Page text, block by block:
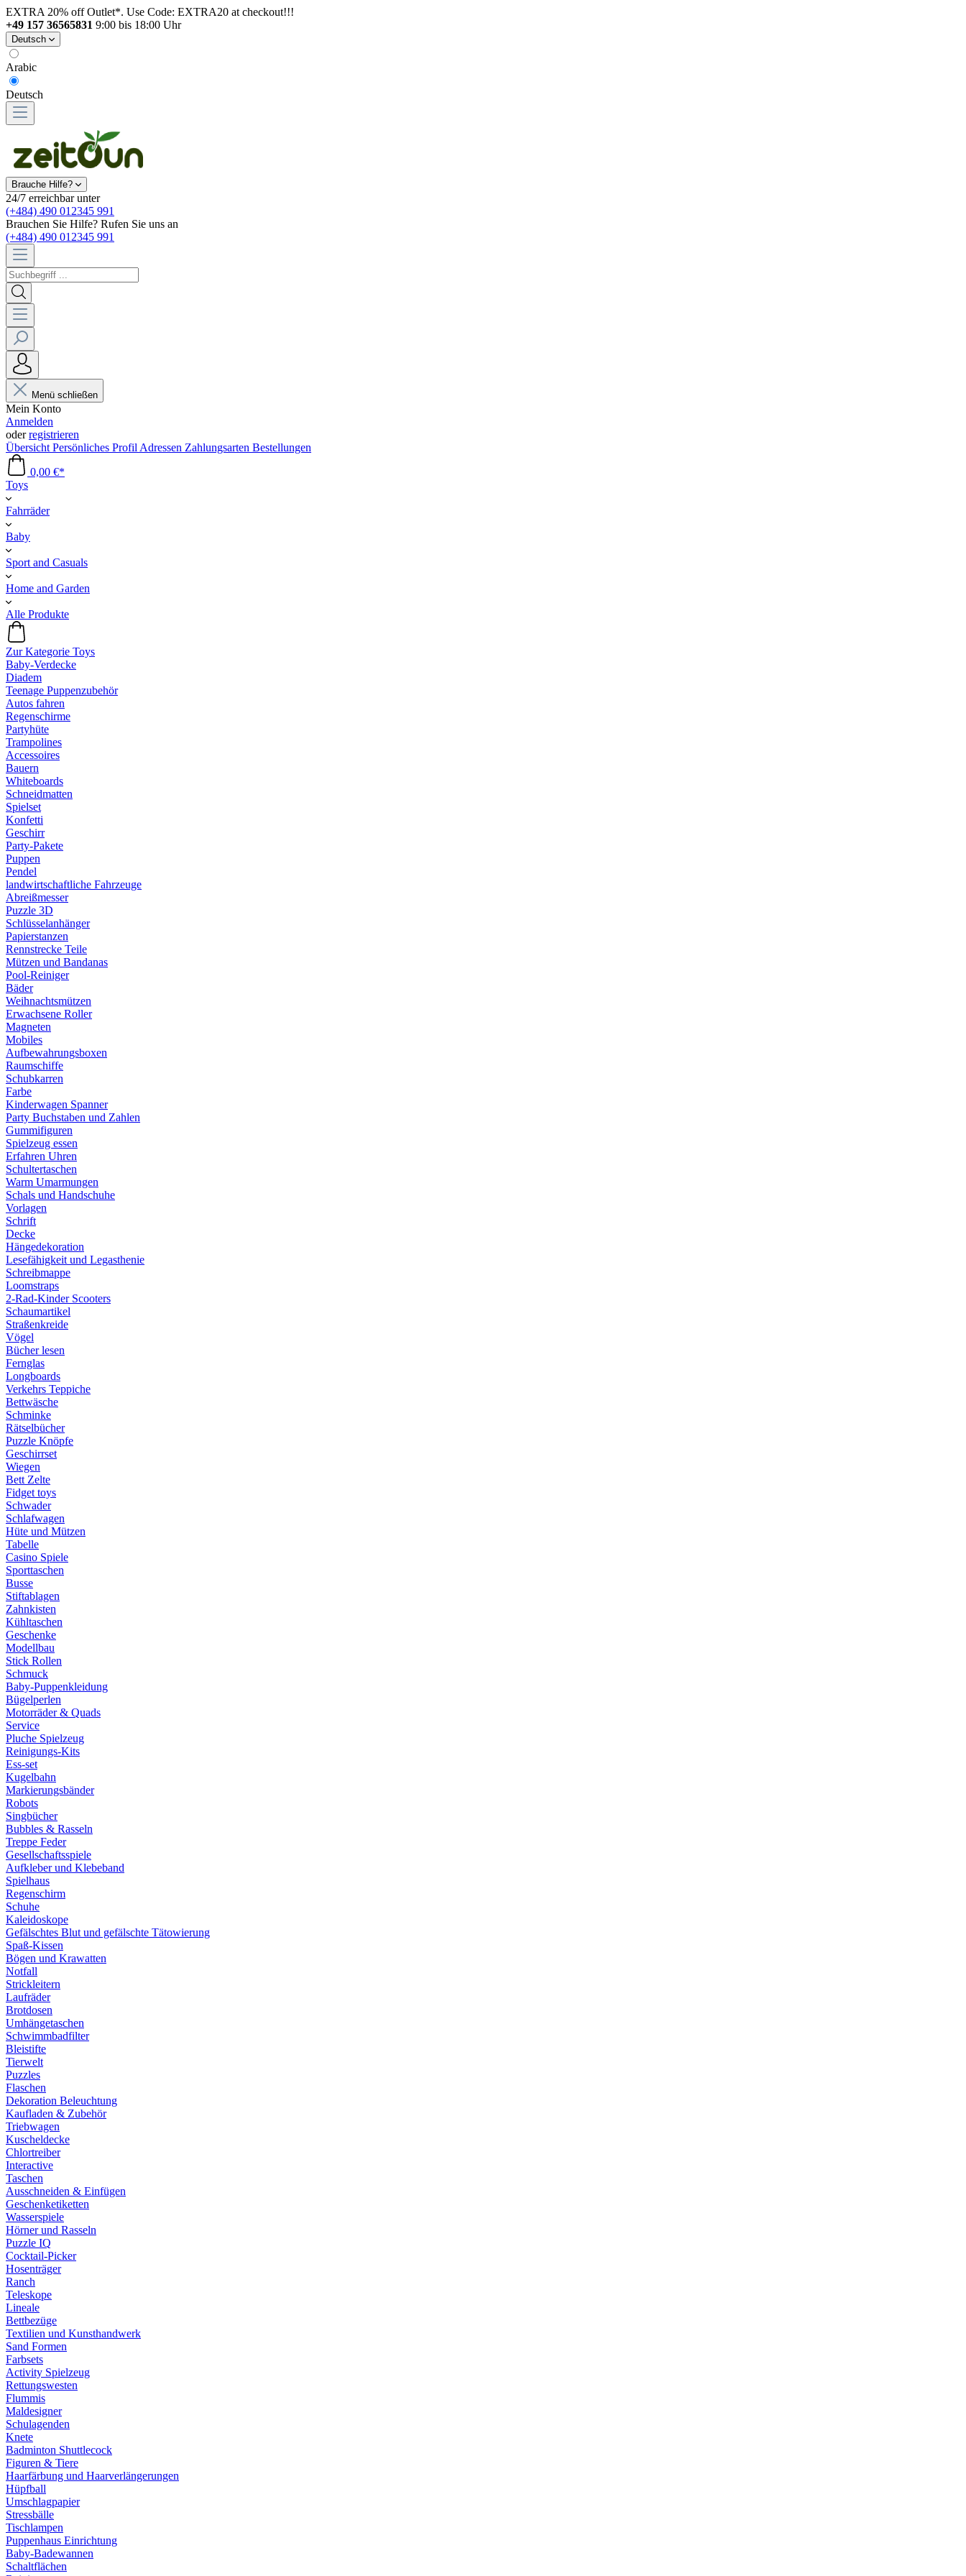
EXTRA 20% off Outlet*. Use Code: EXTRA20 at checkout!!!
+49 157 36565831 9:00 bis 18:00 Uhr
Deutsch
Arabic
Deutsch
Brauche Hilfe?
24/7 erreichbar unter
(+484) 490 012345 991
Brauchen Sie Hilfe? Rufen Sie uns an
(+484) 490 012345 991
Menü schließen
Mein Konto
Anmelden
oderregistrieren
Übersicht Persönliches Profil Adressen Zahlungsarten Bestellungen
0,00 €*
Toys
Fahrräder
Baby
Sport and Casuals
Home and Garden
Alle Produkte
Zur Kategorie Toys
Baby-Verdecke
Diadem
Teenage Puppenzubehör
Autos fahren
Regenschirme
Partyhüte
Trampolines
Accessoires
Bauern
Whiteboards
Schneidmatten
Spielset
Konfetti
Geschirr
Party-Pakete
Puppen
Pendel
landwirtschaftliche Fahrzeuge
Abreißmesser
Puzzle 3D
Schlüsselanhänger
Papierstanzen
Rennstrecke Teile
Mützen und Bandanas
Pool-Reiniger
Bäder
Weihnachtsmützen
Erwachsene Roller
Magneten
Mobiles
Aufbewahrungsboxen
Raumschiffe
Schubkarren
Farbe
Kinderwagen Spanner
Party Buchstaben und Zahlen
Gummifiguren
Spielzeug essen
Erfahren Uhren
Schultertaschen
Warm Umarmungen
Schals und Handschuhe
Vorlagen
Schrift
Decke
Hängedekoration
Lesefähigkeit und Legasthenie
Schreibmappe
Loomstraps
2-Rad-Kinder Scooters
Schaumartikel
Straßenkreide
Vögel
Bücher lesen
Fernglas
Longboards
Verkehrs Teppiche
Bettwäsche
Schminke
Rätselbücher
Puzzle Knöpfe
Geschirrset
Wiegen
Bett Zelte
Fidget toys
Schwader
Schlafwagen
Hüte und Mützen
Tabelle
Casino Spiele
Sporttaschen
Busse
Stiftablagen
Zahnkisten
Kühltaschen
Geschenke
Modellbau
Stick Rollen
Schmuck
Baby-Puppenkleidung
Bügelperlen
Motorräder & Quads
Service
Pluche Spielzeug
Reinigungs-Kits
Ess-set
Kugelbahn
Markierungsbänder
Robots
Singbücher
Bubbles & Rasseln
Treppe Feder
Gesellschaftsspiele
Aufkleber und Klebeband
Spielhaus
Regenschirm
Schuhe
Kaleidoskope
Gefälschtes Blut und gefälschte Tätowierung
Spaß-Kissen
Bögen und Krawatten
Notfall
Strickleitern
Laufräder
Brotdosen
Umhängetaschen
Schwimmbadfilter
Bleistifte
Tierwelt
Puzzles
Flaschen
Dekoration Beleuchtung
Kaufladen & Zubehör
Triebwagen
Kuscheldecke
Chlortreiber
Interactive
Taschen
Ausschneiden & Einfügen
Geschenketiketten
Wasserspiele
Hörner und Rasseln
Puzzle IQ
Cocktail-Picker
Hosenträger
Ranch
Teleskope
Lineale
Bettbezüge
Textilien und Kunsthandwerk
Sand Formen
Farbsets
Activity Spielzeug
Rettungswesten
Flummis
Maldesigner
Schulagenden
Knete
Badminton Shuttlecock
Figuren & Tiere
Haarfärbung und Haarverlängerungen
Hüpfball
Umschlagpapier
Stressbälle
Tischlampen
Puppenhaus Einrichtung
Baby-Badewannen
Schaltflächen